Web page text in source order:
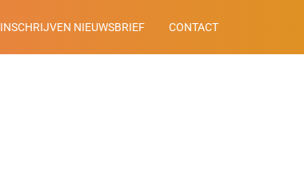
INSCHRIJVEN NIEUWSBRIEF CONTACT